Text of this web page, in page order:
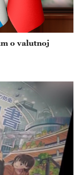
o valutnoj